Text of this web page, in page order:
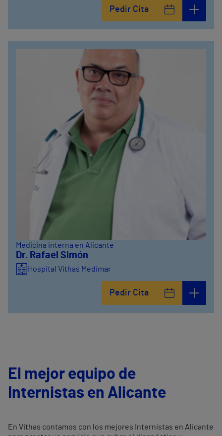
Pedir Cita
Medicina interna en Alicante
Dr. Rafael Simón
Hospital Vithas Medimar
Pedir Cita
El mejor equipo de
Internistas en Alicante
En Vithas contamos con los mejores Internistas en Alicante